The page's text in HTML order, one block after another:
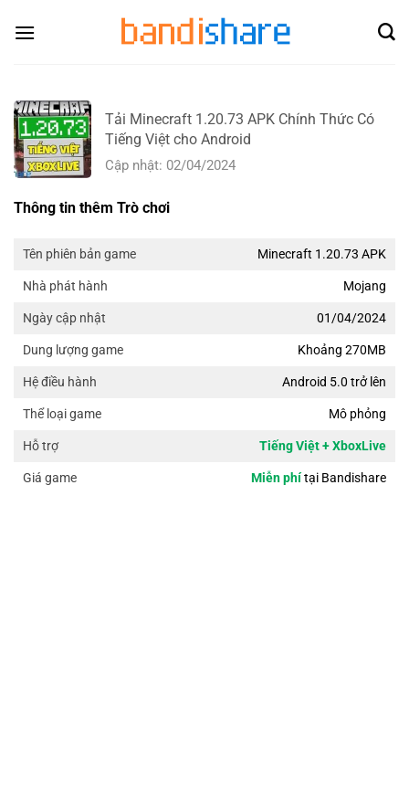
Tải Minecraft 1.20.73 APK Chính Thức Có
Tiếng Việt cho Android
Cập nhật: 02/04/2024
Thông tin thêm Trò chơi
Tên phiên bản game Minecraft 1.20.73 APK
Nhà phát hành Mojang
Ngày cập nhật 01/04/2024
Dung lượng game Khoảng 270MB
Hệ điều hành Android 5.0 trở lên
Thể loại game Mô phỏng
Hỗ trợ Tiếng Việt + XboxLive
Giá game Miễn phítại Bandishare